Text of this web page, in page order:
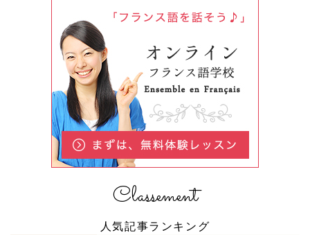
Classement
人気記事ランキング